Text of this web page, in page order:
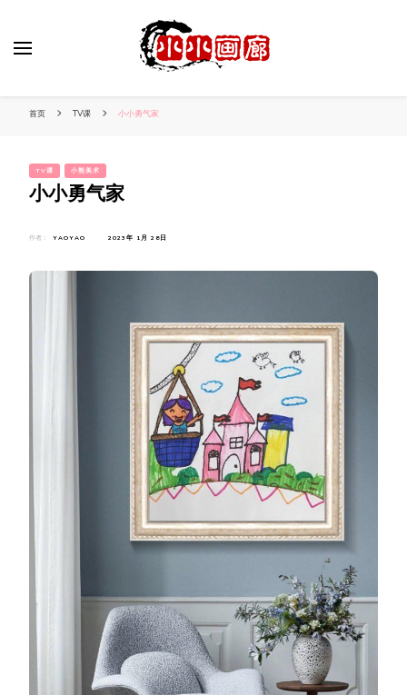
首页 TV课 小小勇气家
TV课 小熊美术
小小勇气家
作者： YAOYAO 2023年 1月 28日